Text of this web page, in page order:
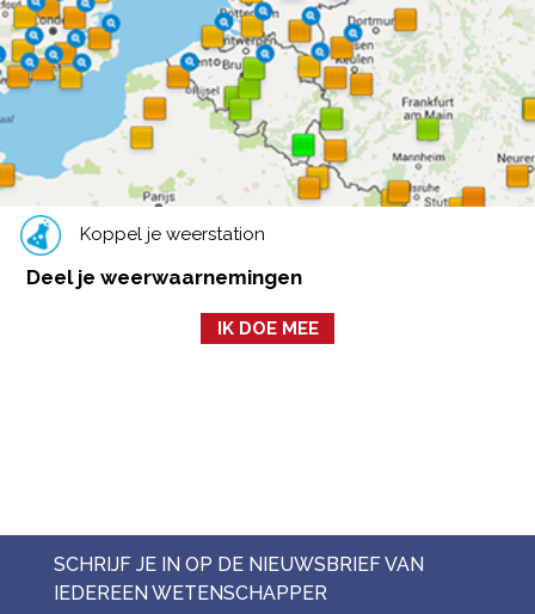
Koppel je weerstation
Deel je weerwaarnemingen
IK DOE MEE
SCHRIJF JE IN OP DE NIEUWSBRIEF VAN
IEDEREEN WETENSCHAPPER